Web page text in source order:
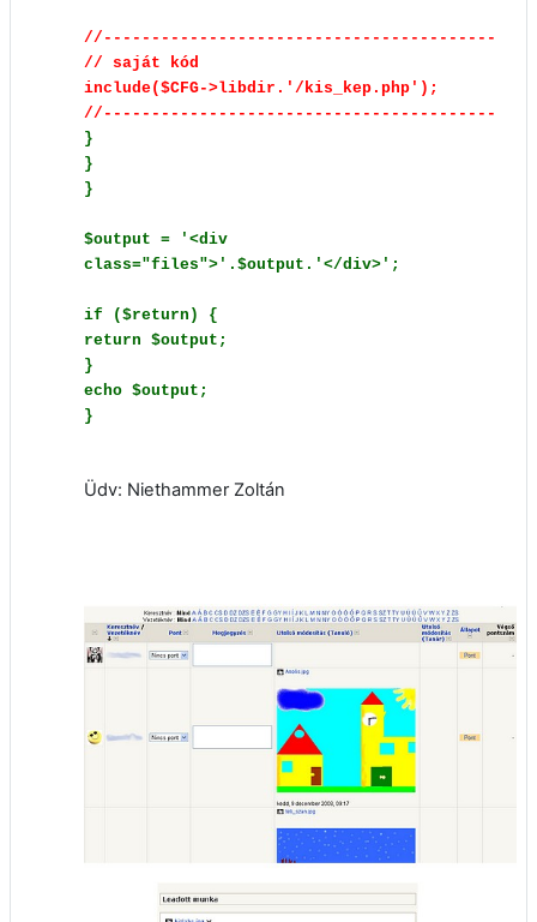
//-----------------------------------------
// saját kód
include($CFG->libdir.'/kis_kep.php');
//-----------------------------------------
}
}
}
$output = '<div
class="files">'.$output.'</div>';
if ($return) {
return $output;
}
echo $output;
}
Üdv: Niethammer Zoltán